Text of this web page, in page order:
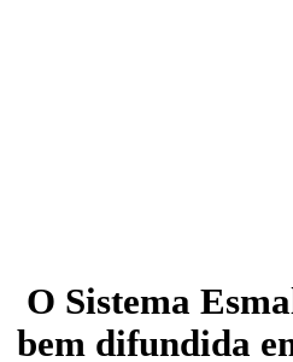
O Sistema
bem difundida